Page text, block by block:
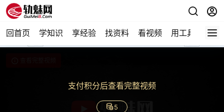
回首页 学知识 享经验 找资料 看视频 用工具 论技
支付积分后查看完整视频
5